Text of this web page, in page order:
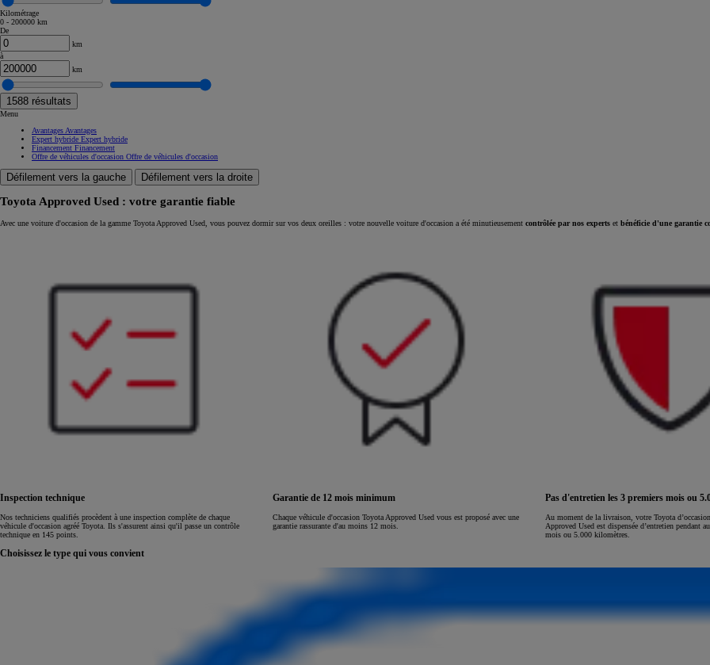
À partir de
À partir de
Kilométrage
0 - 200000 km
De
km
à
km
1588 résultats
Menu
Avantages Avantages
Expert hybride Expert hybride
Financement Financement
Offre de véhicules d'occasion Offre de véhicules d'occasion
Défilement vers la gauche Défilement vers la droite
Toyota Approved Used : votre garantie fiable
Avec une voiture d'occasion de la gamme Toyota Approved Used, vous pouvez dormir sur vos deux oreilles : votre nouvelle voiture d'occasion a été minutieusement contrôlée par nos experts et bénéficie d'une garantie
Inspection technique
Nos techniciens qualifiés procèdent à une inspection complète de chaque
véhicule d'occasion agréé Toyota. Ils s'assurent ainsi qu'il passe un contrôle
technique en 145 points.
Garantie de 12 mois minimum
Chaque véhicule d'occasion Toyota Approved Used vous est proposé avec une
garantie rassurante d'au moins 12 mois.
Pas d'entretien les 3 premiers mois ou
Au moment de la livraison, votre Toyota
Approved Used est dispensée d’entretien pendant
mois ou 5.000 kilomètres.
Choisissez le type qui vous convient